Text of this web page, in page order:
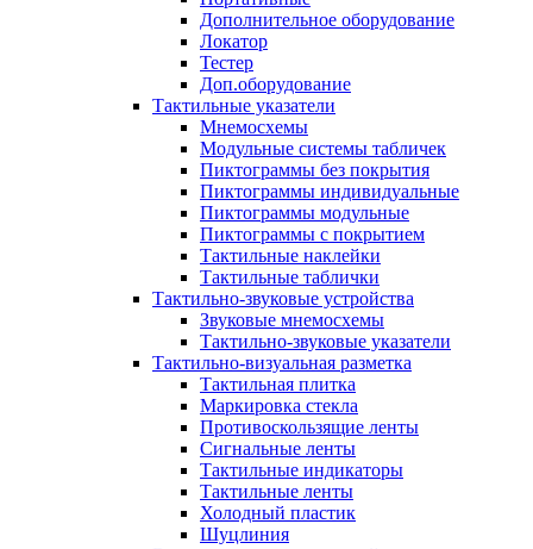
Дополнительное оборудование
Локатор
Тестер
Доп.оборудование
Тактильные указатели
Мнемосхемы
Модульные системы табличек
Пиктограммы без покрытия
Пиктограммы индивидуальные
Пиктограммы модульные
Пиктограммы с покрытием
Тактильные наклейки
Тактильные таблички
Тактильно-звуковые устройства
Звуковые мнемосхемы
Тактильно-звуковые указатели
Тактильно-визуальная разметка
Тактильная плитка
Маркировка стекла
Противоскользящие ленты
Сигнальные ленты
Тактильные индикаторы
Тактильные ленты
Холодный пластик
Шуцлиния